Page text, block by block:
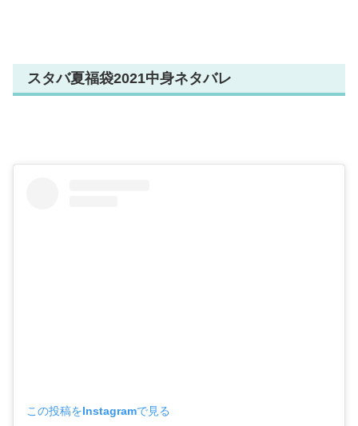
スタバ夏福袋2021中身ネタバレ
この投稿をInstagramで見る